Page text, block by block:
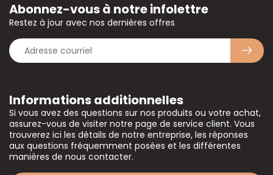
Informations additionnelles
Si vous avez des questions sur nos produits ou votre achat,
assurez-vous de visiter notre page de service client. Vous
trouverez ici les détails de notre entreprise, les réponses
aux questions fréquemment posées et les différentes
manières de nous contacter.
Abonnez-vous à notre infolettre
Restez à jour avec nos dernières offres